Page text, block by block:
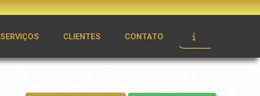
SERVIÇOS CLIENTES CONTATO